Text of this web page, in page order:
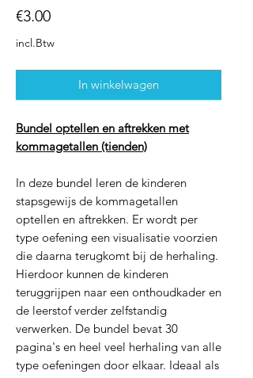
€3.00Prijs
incl.Btw
In winkelwagen
Bundel optellen en aftrekken met
kommagetallen (tienden)
In deze bundel leren de kinderen
stapsgewijs de kommagetallen
optellen en aftrekken. Er wordt per
type oefening een visualisatie voorzien
die daarna terugkomt bij de herhaling.
Hierdoor kunnen de kinderen
teruggrijpen naar een onthoudkader en
de leerstof verder zelfstandig
verwerken. De bundel bevat 30
pagina's en heel veel herhaling van alle
type oefeningen door elkaar. Ideaal als